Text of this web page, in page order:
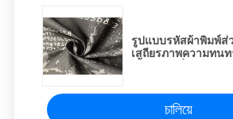
รูปแบบรหัสผ้าพิมพ์ส่
เสถียรภาพความทน
চালিয়ে